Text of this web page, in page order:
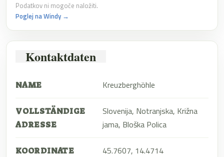
Podatkov ni mogoče naložiti.
Poglej na Windy →
Kontaktdaten
NAME Kreuzberghöhle
VOLLSTÄNDIGE
ADRESSE
Slovenija, Notranjska, Križna
jama, Bloška Polica
KOORDINATE 45.7607, 14.4714